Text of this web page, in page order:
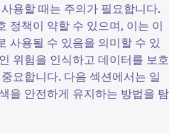
용할 때는 주의가 필요합니다.
정책이 약할 수 있으며, 이는 이
사용될 수 있음을 의미할 수 있
위험을 인식하고 데이터를 보호
요합니다. 다음 섹션에서는 일
을 안전하게 유지하는 방법을 탐